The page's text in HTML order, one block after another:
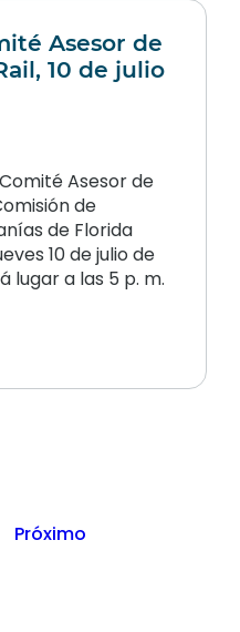
Asesor de
10 de julio
Comité Asesor de
de
de Florida
10 de julio de
lugar a las 5 p. m.
Próximo